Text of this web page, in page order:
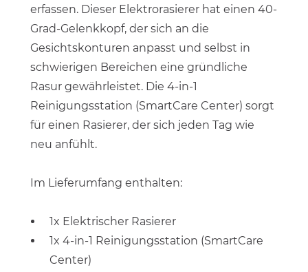
erfassen. Dieser Elektrorasierer hat einen 40-
Grad-Gelenkkopf, der sich an die
Gesichtskonturen anpasst und selbst in
schwierigen Bereichen eine gründliche
Rasur gewährleistet. Die 4-in-1
Reinigungsstation (SmartCare Center) sorgt
für einen Rasierer, der sich jeden Tag wie
neu anfühlt.
Im Lieferumfang enthalten:
1x Elektrischer Rasierer
1x 4-in-1 Reinigungsstation (SmartCare
Center)